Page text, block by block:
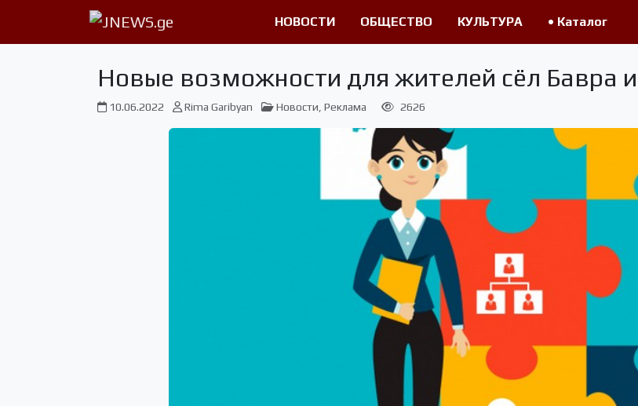
НОВОСТИ ОБЩЕСТВО КУЛЬТУРА • Каталог
Новые возможности для жителей сёл Бавра
10.06.2022 Rima Garibyan Новости Реклама 2626